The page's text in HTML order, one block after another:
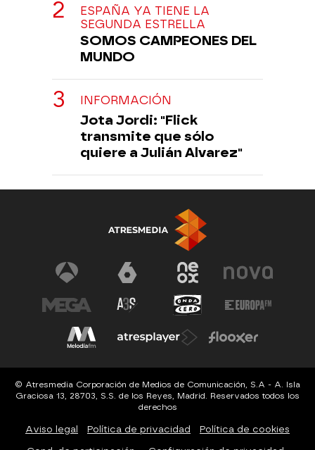
ESPAÑA YA TIENE LA
SEGUNDA ESTRELLA
SOMOS CAMPEONES DEL
MUNDO
INFORMACIÓN
Jota Jordi: "Flick
transmite que sólo
quiere a Julián Alvarez"
© Atresmedia Corporación de Medios de Comunicación, S.A - A. Isla
Graciosa 13, 28703, S.S. de los Reyes, Madrid. Reservados todos los
derechos
Aviso legal Política de privacidad Política de cookies